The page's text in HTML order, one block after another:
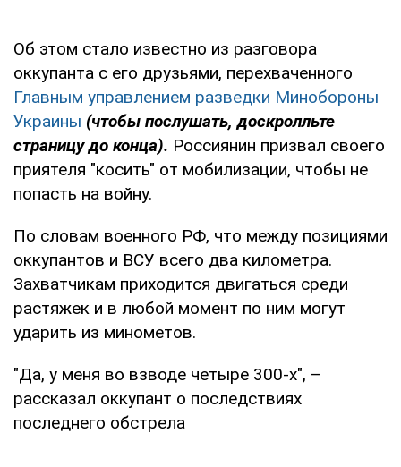
Об этом стало известно из разговора
оккупанта с его друзьями, перехваченного
Главным управлением разведки Минобороны
Украины (чтобы послушать, доскролльте
страницу до конца). Россиянин призвал своего
приятеля "косить" от мобилизации, чтобы не
попасть на войну.
По словам военного РФ, что между позициями
оккупантов и ВСУ всего два километра.
Захватчикам приходится двигаться среди
растяжек и в любой момент по ним могут
ударить из минометов.
"Да, у меня во взводе четыре 300-х", –
рассказал оккупант о последствиях
последнего обстрела